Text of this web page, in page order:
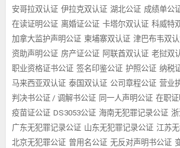
安哥拉双认证 伊拉克双认证 湖北公证 成绩单公
在读证明公证 离婚证公证 卡塔尔双认证 科威特
加拿大监护声明公证 柬埔寨双认证 津巴布韦双
资助声明公证 房产证公证 阿联酋双认证 老挝双
职业资格证书公证 签名印鉴公证 护照公证 纳税
马来西亚双认证 泰国双认证 公司章程公证 营业
判决书公证 / 调解书公证 同一人声明公证 在职
疫苗证公证 DS3053公证 海南无犯罪记录公证
广东无犯罪记录公证 山东无犯罪记录公证 江苏
北京无犯罪公证 曾用名公证 无反对声明书公证